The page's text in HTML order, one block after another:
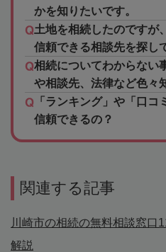
かを知りたいです。
土地を相続したのですが
信頼できる相談先を探し
相続についてわからない
や相談先、法律など色々
「ランキング」や「口コ
信頼できるの？
関連する記事
川崎市の相続の無料相談窓
解説